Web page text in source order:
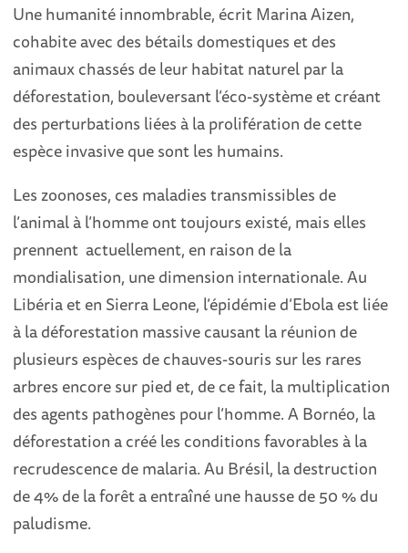
Une humanité innombrable, écrit Marina Aizen,
cohabite avec des bétails domestiques et des
animaux chassés de leur habitat naturel par la
déforestation, bouleversant l’éco-système et créant
des perturbations liées à la prolifération de cette
espèce invasive que sont les humains.
Les zoonoses, ces maladies transmissibles de
l’animal à l’homme ont toujours existé, mais elles
prennent actuellement, en raison de la
mondialisation, une dimension internationale. Au
Libéria et en Sierra Leone, l’épidémie d’Ebola est liée
à la déforestation massive causant la réunion de
plusieurs espèces de chauves-souris sur les rares
arbres encore sur pied et, de ce fait, la multiplication
des agents pathogènes pour l’homme. A Bornéo, la
déforestation a créé les conditions favorables à la
recrudescence de malaria. Au Brésil, la destruction
de 4% de la forêt a entraîné une hausse de 50 % du
paludisme.